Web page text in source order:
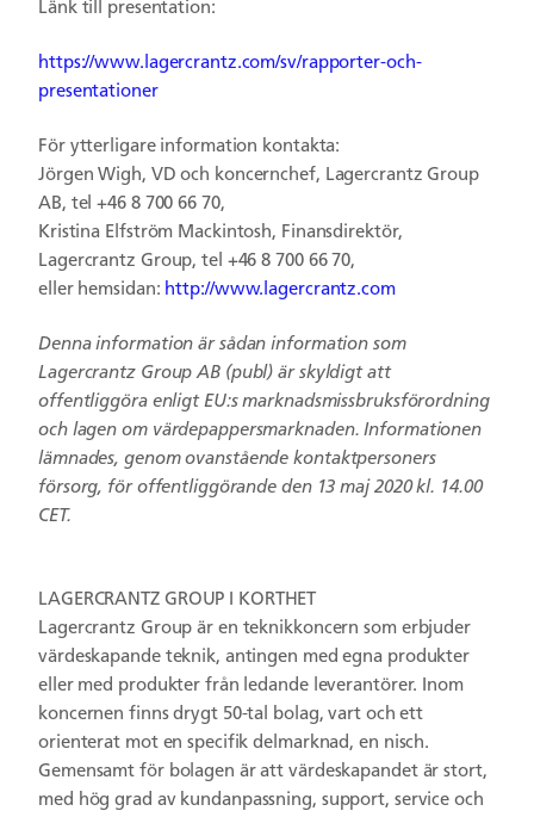
Länk till presentation:
https://www.lagercrantz.com/sv/rapporter-och-
presentationer
För ytterligare information kontakta:
Jörgen Wigh, VD och koncernchef, Lagercrantz Group
AB, tel +46 8 700 66 70,
Kristina Elfström Mackintosh, Finansdirektör,
Lagercrantz Group, tel +46 8 700 66 70,
eller hemsidan: http://www.lagercrantz.com
Denna information är sådan information som
Lagercrantz Group AB (publ) är skyldigt att
offentliggöra enligt EU:s marknadsmissbruksförordning
och lagen om värdepappersmarknaden. Informationen
lämnades, genom ovanstående kontaktpersoners
försorg, för offentliggörande den 13 maj 2020 kl. 14.00
CET.
LAGERCRANTZ GROUP I KORTHET
Lagercrantz Group är en teknikkoncern som erbjuder
värdeskapande teknik, antingen med egna produkter
eller med produkter från ledande leverantörer. Inom
koncernen finns drygt 50-tal bolag, vart och ett
orienterat mot en specifik delmarknad, en nisch.
Gemensamt för bolagen är att värdeskapandet är stort,
med hög grad av kundanpassning, support, service och